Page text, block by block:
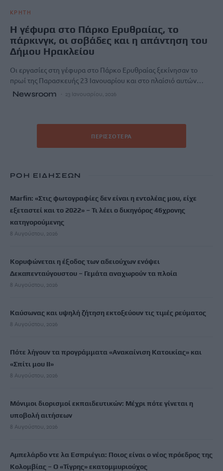
ΚΡΗΤΗ
Η γέφυρα στο Πάρκο Ερυθραίας, το
πάρκινγκ, οι σοβάδες και η απάντηση του
Δήμου Ηρακλείου
Οι εργασίες στη γέφυρα στο Πάρκο Ερυθραίας ξεκίνησαν το
πρωί της Παρασκευής 23 Ιανουαρίου και στο πλαίσιό αυτών…
Newsroom 23 Ιανουαρίου, 2026
ΠΕΡΙΣΣΌΤΕΡΑ
ΡΟΗ ΕΙΔΗΣΕΩΝ
Marfin: «Στις φωτογραφίες δεν είναι η εντολέας μου, είχε
εξεταστεί και το 2022» – Τι λέει ο δικηγόρος 46χρονης
κατηγορούμενης
8 Αυγούστου, 2026
Κορυφώνεται η έξοδος των αδειούχων ενόψει
Δεκαπενταύγουστου – Γεμάτα αναχωρούν τα πλοία
8 Αυγούστου, 2026
Καύσωνας και υψηλή ζήτηση εκτοξεύουν τις τιμές ρεύματος
8 Αυγούστου, 2026
Πότε λήγουν τα προγράμματα «Ανακαίνιση Κατοικίας» και
«Σπίτι μου ΙΙ»
8 Αυγούστου, 2026
Μόνιμοι διορισμοί εκπαιδευτικών: Μέχρι πότε γίνεται η
υποβολή αιτήσεων
8 Αυγούστου, 2026
Αμπελάρδο ντε λα Εσπριέγια: Ποιος είναι ο νέος πρόεδρος της
Κολομβίας – Ο «Τίγρης» εκατομμυριούχος